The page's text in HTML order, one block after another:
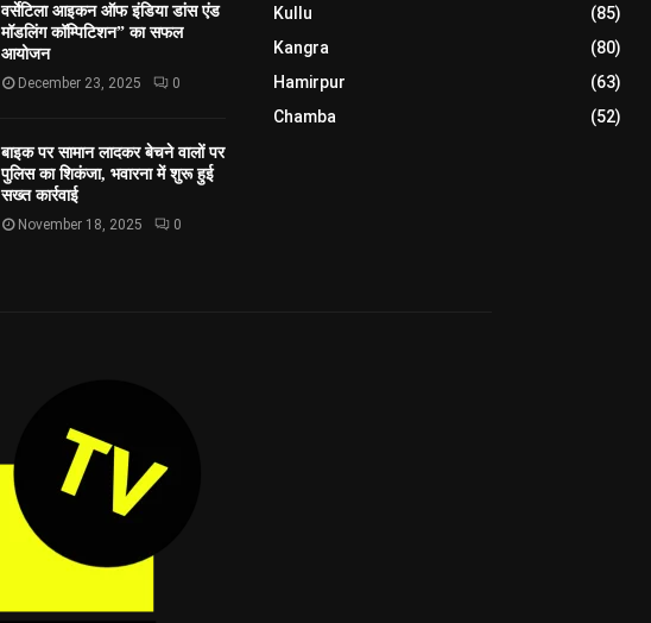
वर्सेटिला आइकन ऑफ इंडिया डांस एंड
मॉडलिंग कॉम्पिटिशन” का सफल
आयोजन
December 23, 2025 0
बाइक पर सामान लादकर बेचने वालों पर
पुलिस का शिकंजा, भवारना में शुरू हुई
सख्त कार्रवाई
November 18, 2025 0
Kullu
(85)
Kangra
(80)
Hamirpur
(63)
Chamba
(52)